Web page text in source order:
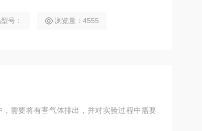
的化学物质，高效净化通风柜及实验室内的
号： 浏览量：4555
需要将有害气体排出，并对实验过程中需要